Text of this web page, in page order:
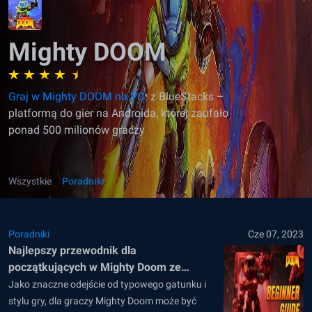
Mighty DOOM
Graj w Mighty DOOM na PC z BlueStacks –
platformą do gier na Androida, której zaufało
ponad 500 milionów graczy
Wszystkie Poradniki
Poradniki Cze 07, 2023
Najlepszy przewodnik dla
początkujących w Mighty Doom ze
wszystkim, co musisz wiedzieć, aby
dobrze rozpocząć
Jako znaczne odejście od typowego gatunku i
stylu gry, dla graczy Mighty Doom może być